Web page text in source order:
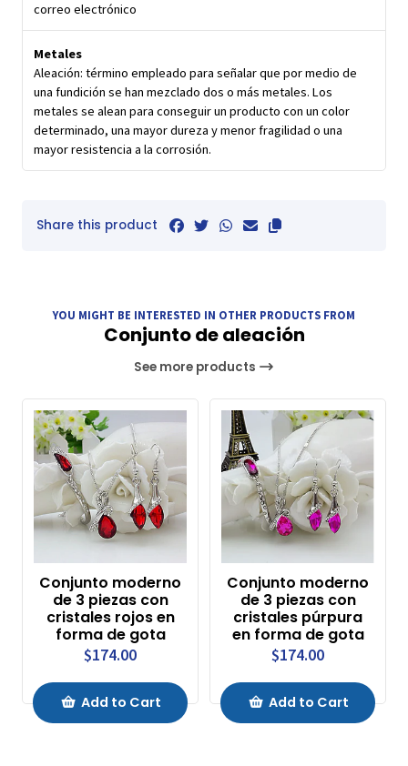
correo electrónico
Metales
Aleación: término empleado para señalar que por medio de
una fundición se han mezclado dos o más metales. Los
metales se alean para conseguir un producto con un color
determinado, una mayor dureza y menor fragilidad o una
mayor resistencia a la corrosión.
Share this product
YOU MIGHT BE INTERESTED IN OTHER PRODUCTS FROM
Conjunto de aleación
See more products
Conjunto moderno
de 3 piezas con
cristales rojos en
forma de gota
$174.00
Add to Cart
Conjunto moderno
de 3 piezas con
cristales púrpura
en forma de gota
$174.00
Add to Cart